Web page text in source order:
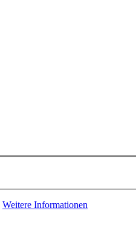
Weitere Informationen